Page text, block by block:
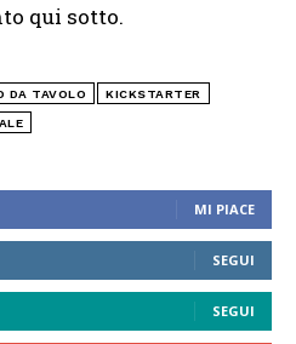
MI PIACE
SEGUI
SEGUI
qui sotto.
DA TAVOLO KICKSTARTER